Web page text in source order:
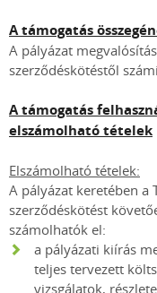
A támogatás
A pályázat
szerződéskötéstől
A támogatás
elszámolható tételek
Elszámolható tételek:
A pályázat keretében a
szerződéskötést
számolhatók el:
a pályázati kiírás
teljes tervezett
vizsgálatok,